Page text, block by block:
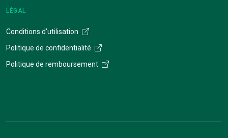
LÉGAL
Conditions d'utilisation
Politique de confidentialité
Politique de remboursement